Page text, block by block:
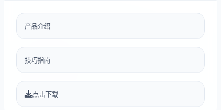
产品介绍
技巧指南
点击下载